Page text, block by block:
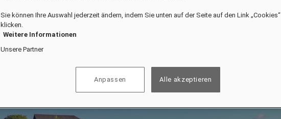
Sie können Ihre Auswahl jederzeit ändern, indem Sie unten auf der Seite auf den Link „Cookies“
klicken.
Weitere Informationen
Unsere Partner
Anpassen Alle akzeptieren